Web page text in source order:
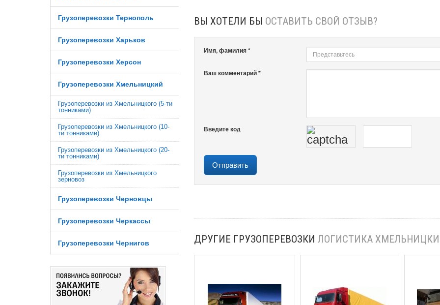
Грузоперевозки Тернополь
Грузоперевозки Харьков
Грузоперевозки Херсон
Грузоперевозки Хмельницкий
Грузоперевозки из Хмельницкого (5-ти
тонниками)
Грузоперевозки из Хмельницкого (10-
ти тонниками)
Грузоперевозки из Хмельницкого (20-
ти тонниками)
Грузоперевозки из Хмельницкого
зерновоз
Грузоперевозки Черновцы
Грузоперевозки Черкассы
Грузоперевозки Чернигов
ВЫ ХОТЕЛИ БЫ ОСТАВИТЬ СВОЙ ОТЗЫВ?
Имя, фамилия *
Ваш комментарий *
Введите код
ДРУГИЕ ГРУЗОПЕРЕВОЗКИ ЛОГИСТИКА